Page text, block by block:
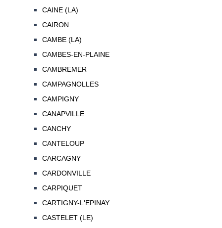
CAINE (LA)
CAIRON
CAMBE (LA)
CAMBES-EN-PLAINE
CAMBREMER
CAMPAGNOLLES
CAMPIGNY
CANAPVILLE
CANCHY
CANTELOUP
CARCAGNY
CARDONVILLE
CARPIQUET
CARTIGNY-L'EPINAY
CASTELET (LE)